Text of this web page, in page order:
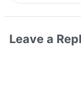
Leave a